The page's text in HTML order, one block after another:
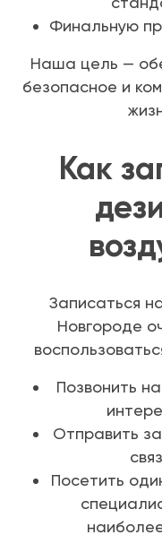
Финальную
Наша цель —
безопасное и
Как
Записаться
Новгороде
Позвонить
Отправить
Посетить